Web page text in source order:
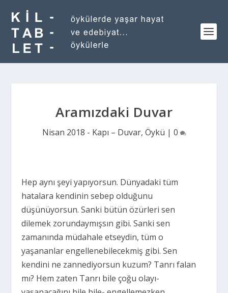
Aramızdaki Duvar
Nisan 2018 - Kapı – Duvar, Öykü | 0
Hep aynı şeyi yapıyorsun. Dünyadaki tüm
hatalara kendinin sebep olduğunu
düşünüyorsun. Sanki bütün özürleri sen
dilemek zorundaymışsın gibi. Sanki sen
zamanında müdahale etseydin, tüm o
yaşananlar engellenebilecekmiş gibi. Sen
kendini ne zannediyorsun kuzum? Tanrı falan
mı? Hem zaten Tanrı bile çoğu olayı-